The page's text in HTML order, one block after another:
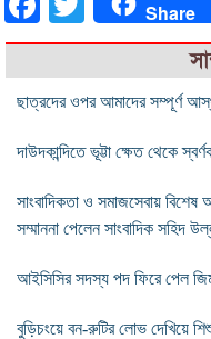
FacebookTwitter Share
ছাত্রদের ওপর আমাদের সম্পূর্ণ
দাউদকান্দিতে ভূট্টা ক্ষেত থেকে
সাংবাদিকতা ও সমাজসেবায় বিশেষ
সম্মাননা পেলেন সাংবাদিক সহিদ
আইসিসির সদস্য পদ ফিরে পেল
বুড়িচংয়ে বন-রুটির লোভ দেখিয়ে